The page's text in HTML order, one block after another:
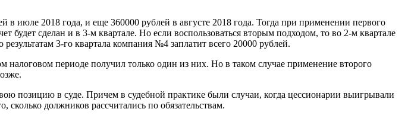
2018 года, и еще 360000 рублей в августе 2018 года. Тогда при применении первого
будет сделан и в 3-м квартале. Но если воспользоваться вторым подходом, то во 2-м квартале
3-го квартала компания №4 заплатит всего 20000 рублей.
налоговом периоде получил только один из них. Но в таком случае применение второго
позицию в суде. Причем в судебной практике были случаи, когда цессионарии выигрывали
должников рассчитались по обязательствам.